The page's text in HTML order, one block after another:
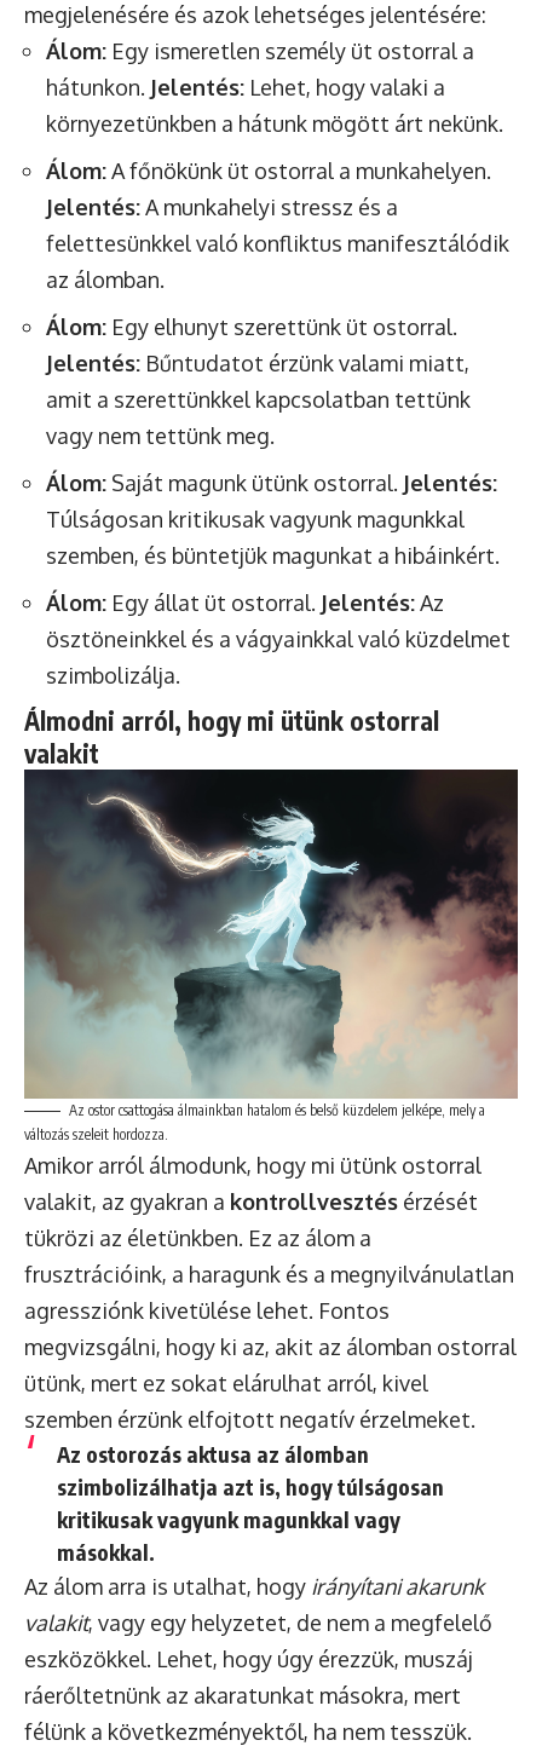
megjelenésére és azok lehetséges jelentésére:
Álom: Egy ismeretlen személy üt ostorral a
hátunkon. Jelentés: Lehet, hogy valaki a
környezetünkben a hátunk mögött árt nekünk.
Álom:A főnökünk üt ostorral a munkahelyen.
Jelentés:A munkahelyi stressz és a
felettesünkkel való konfliktus manifesztálódik
az álomban.
Álom: Egy elhunyt szerettünk üt ostorral.
Jelentés: Bűntudatot érzünk valami miatt,
amit a szerettünkkel kapcsolatban tettünk
vagy nem tettünk meg.
Álom: Saját magunk ütünk ostorral. Jelentés:
Túlságosan kritikusak vagyunk magunkkal
szemben, és büntetjük magunkat a hibáinkért.
Álom: Egy állat üt ostorral. Jelentés:Az
ösztöneinkkel és a vágyainkkal való küzdelmet
szimbolizálja.
Álmodni arról, hogy mi ütünk ostorral
valakit
Az ostor csattogása álmainkban hatalom és belső küzdelem jelképe, mely a
változás szeleit hordozza.
Amikor arról álmodunk, hogy mi ütünk ostorral
valakit, az gyakran a kontrollvesztés érzését
tükrözi az életünkben. Ez az álom a
frusztrációink, a haragunk és a megnyilvánulatlan
agressziónk kivetülése lehet. Fontos
megvizsgálni, hogy ki az, akit az álomban ostorral
ütünk, mert ez sokat elárulhat arról, kivel
szemben érzünk elfojtott negatív érzelmeket.
Az ostorozás aktusa az álomban
szimbolizálhatja azt is, hogy túlságosan
kritikusak vagyunk magunkkal vagy
másokkal.
Az álom arra is utalhat, hogy irányítani akarunk
valakit, vagy egy helyzetet, de nem a megfelelő
eszközökkel. Lehet, hogy úgy érezzük, muszáj
ráerőltetnünk az akaratunkat másokra, mert
félünk a következményektől, ha nem tesszük.